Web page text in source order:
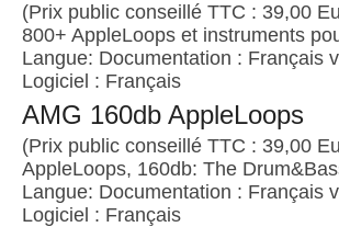
(Prix public conseillé TTC : 39,00
800+ AppleLoops et instruments
Langue: Documentation : Français
Logiciel : Français
AMG 160db AppleLoops
(Prix public conseillé TTC : 39,00
AppleLoops, 160db: The
Langue: Documentation : Français
Logiciel : Français